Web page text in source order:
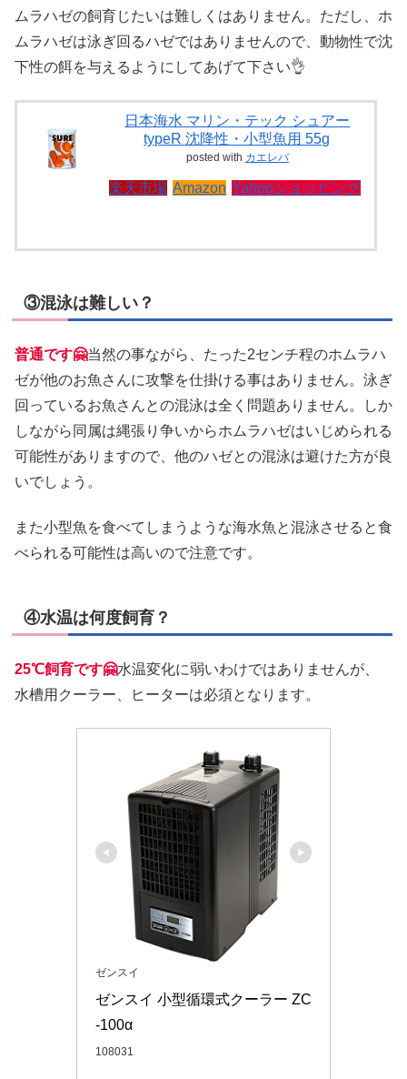
ムラハゼの飼育じたいは難しくはありません。ただし、ホ
ムラハゼは泳ぎ回るハゼではありませんので、動物性で沈
下性の餌を与えるようにしてあげて下さい👌
日本海水 マリン・テック シュアー
typeR 沈降性・小型魚用 55g
posted with カエレバ
楽天市場 Amazon Yahooショッピング
③混泳は難しい？
普通です🤗当然の事ながら、たった2センチ程のホムラハ
ゼが他のお魚さんに攻撃を仕掛ける事はありません。泳ぎ
回っているお魚さんとの混泳は全く問題ありません。しか
しながら同属は縄張り争いからホムラハゼはいじめられる
可能性がありますので、他のハゼとの混泳は避けた方が良
いでしょう。
また小型魚を食べてしまうような海水魚と混泳させると食
べられる可能性は高いので注意です。
④水温は何度飼育？
25℃飼育です🤗水温変化に弱いわけではありませんが、
水槽用クーラー、ヒーターは必須となります。
ゼンスイ
ゼンスイ 小型循環式クーラー ZC
-100α
108031